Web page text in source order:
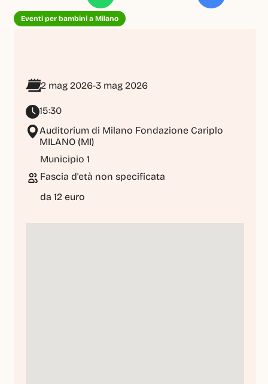
Eventi per bambini a Milano
2 mag 2026-3 mag 2026
15:30
Auditorium di Milano Fondazione Cariplo
MILANO (MI)
Municipio 1
Fascia d'età non specificata
da 12 euro